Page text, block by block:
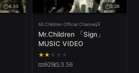
4:30 5:28
Mr.Children Official Channel
Mr.Children 「Sign」
MUSIC VIDEO
★★ ★ ★ ★
929 3.56